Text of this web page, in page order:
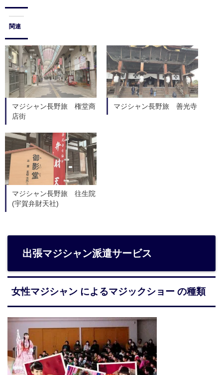
関連
マジシャン長野旅 権堂商
店街
マジシャン長野旅 善光寺
マジシャン長野旅 往生院
(宇賀弁財天社)
出張マジシャン派遣サービス
女性マジシャン によるマジックショー の種類